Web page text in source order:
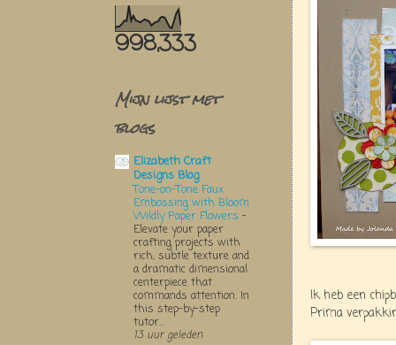
Ik heb een
Prima
998,333
Mijn lijst met
blogs
Elizabeth Craft
Designs Blog
Tone-on-Tone Faux
Embossing with Bloom
Wildly Paper Flowers -
Elevate your paper
crafting projects with
rich, subtle texture and
a dramatic dimensional
centerpiece that
commands attention. In
this step-by-step
tutor...
13 uur geleden